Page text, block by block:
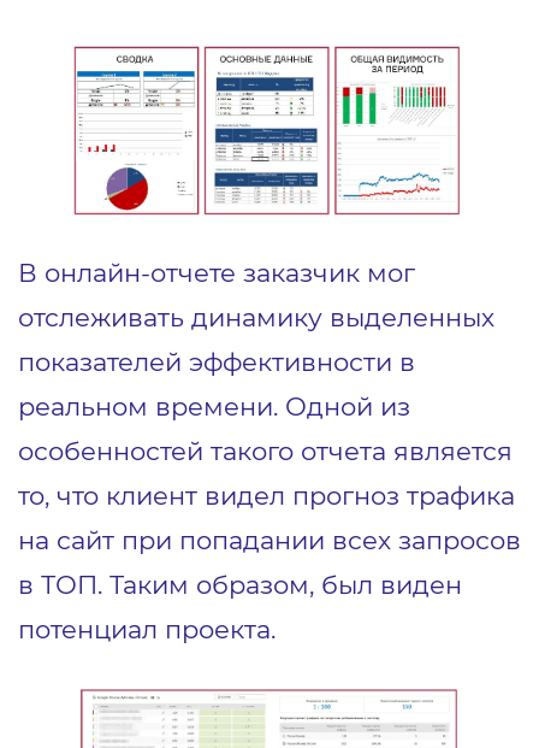
В онлайн-отчете заказчик мог
отслеживать динамику выделенных
показателей эффективности в
реальном времени. Одной из
особенностей такого отчета является
то, что клиент видел прогноз трафика
на сайт при попадании всех запросов
в ТОП. Таким образом, был виден
потенциал проекта.